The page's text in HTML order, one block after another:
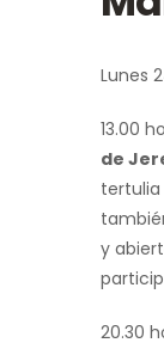
Lunes
13.00
de
y
20.30